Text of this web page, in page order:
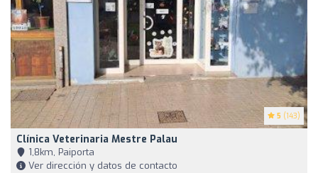
5 (143)
Clínica Veterinaria Mestre Palau
1,8km, Paiporta
Ver dirección y datos de contacto